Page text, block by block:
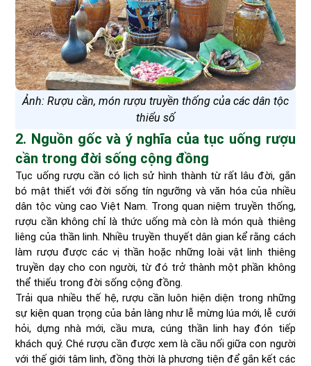
Ảnh: Rượu cần, món rượu truyền thống của các dân tộc
thiểu số
2. Nguồn gốc và ý nghĩa của tục uống rượu
cần trong đời sống cộng đồng
Tục uống rượu cần có lịch sử hình thành từ rất lâu đời, gắn
bó mật thiết với đời sống tín ngưỡng và văn hóa của nhiều
dân tộc vùng cao Việt Nam. Trong quan niệm truyền thống,
rượu cần không chỉ là thức uống mà còn là món quà thiêng
liêng của thần linh. Nhiều truyền thuyết dân gian kể rằng cách
làm rượu được các vị thần hoặc những loài vật linh thiêng
truyền dạy cho con người, từ đó trở thành một phần không
thể thiếu trong đời sống cộng đồng.
Trải qua nhiều thế hệ, rượu cần luôn hiện diện trong những
sự kiện quan trọng của bản làng như lễ mừng lúa mới, lễ cưới
hỏi, dựng nhà mới, cầu mưa, cúng thần linh hay đón tiếp
khách quý. Ché rượu cần được xem là cầu nối giữa con người
với thế giới tâm linh, đồng thời là phương tiện để gắn kết các